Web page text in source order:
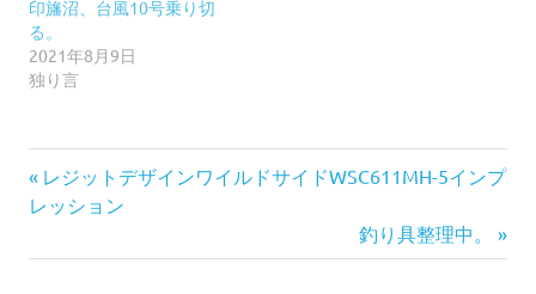
印旛沼、台風10号乗り切
る。
2021年8月9日
独り言
投
前
の
事:
レジットデザインワイルドサイドWSC611MH-5インプ
レッション
次
の
釣り具整理中。